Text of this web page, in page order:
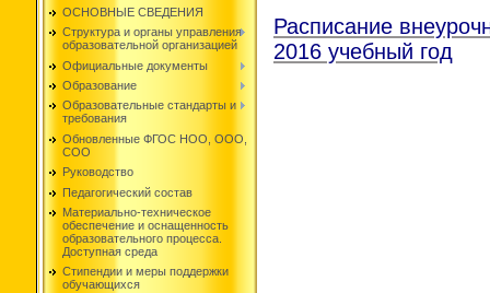
ОСНОВНЫЕ СВЕДЕНИЯ
Структура и органы управления
образовательной организацией
Официальные документы
Образование
Образовательные стандарты и
требования
Обновленные ФГОС НОО, ООО,
СОО
Руководство
Педагогический состав
Материально-техническое
обеспечение и оснащенность
образовательного процесса.
Доступная среда
Стипендии и меры поддержки
обучающихся
Расписание
2016 учебный год